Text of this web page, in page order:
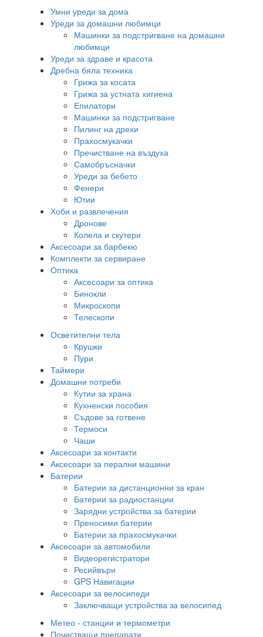
Умни уреди за дома
Уреди за домашни любимци
Машинки за подстригване на домашни
любимци
Уреди за здраве и красота
Дребна бяла техника
Грижа за косата
Грижа за устната хигиена
Епилатори
Машинки за подстригване
Пилинг на дрехи
Прахосмукачки
Пречистване на въздуха
Самобръсначки
Уреди за бебето
Фенери
Ютии
Хоби и развлечения
Дронове
Колела и скутери
Аксесоари за барбекю
Комплекти за сервиране
Оптика
Аксесоари за оптика
Бинокли
Микроскопи
Телескопи
Осветителни тела
Крушки
Пури
Таймери
Домашни потреби
Кутии за храна
Кухненски пособия
Съдове за готвене
Термоси
Чаши
Аксесоари за контакти
Аксесоари за перални машини
Батерии
Батерии за дистанционни за кран
Батерии за радиостанции
Зарядни устройства за батерии
Преносими батерии
Батерии за прахосмукачки
Аксесоари за автомобили
Видеорегистратори
Ресийвъри
GPS Навигации
Аксесоари за велосипеди
Заключващи устройства за велосипед
Метео - станции и термометри
Почистващи препарати